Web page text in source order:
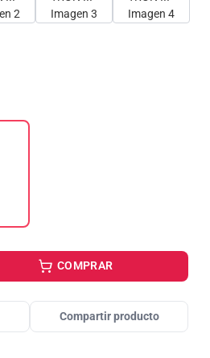
COMPRAR
Compartir producto